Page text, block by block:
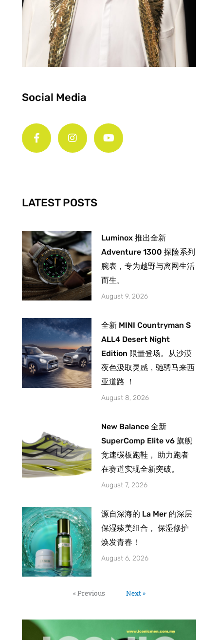
Social Media
a
c
-
f
n
s
m
o
u
LATEST POSTS
Luminox 推出全新
Adventure 1300 探险系列
腕表，专为越野与离网生活
而生。
August 9, 2026
全新 MINI Countryman S
ALL4 Desert Night
Edition 限量登场。从沙漠
夜色汲取灵感，驰骋马来西
亚道路 ！
August 8, 2026
New Balance 全新
SuperComp Elite v6 旗舰
竞速碳板跑鞋， 助力跑者
在赛道实现全新突破。
August 7, 2026
源自深海的 La Mer 的深层
保湿臻美组合， 保湿修护
焕发青春！
August 6, 2026
« Previous Next »